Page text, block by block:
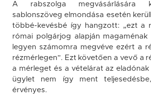
A rabszolga megvásárlására
sablonszöveg elmondása esetén
többé-kevésbé így hangzott: „ezt a
római polgárjog alapján
legyen számomra megvéve ezért a
rézmérlegen”. Ezt követően a vevő a
a mérleget és a vételárat az
ügylet nem így ment
érvényes.